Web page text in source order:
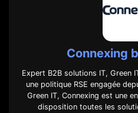
Connexing
Expert B2B solutions IT, Green
une politique RSE engagée
Green IT, Connexing est une
disposition toutes les